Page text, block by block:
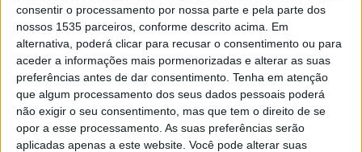
consentir o processamento por nossa parte e pela parte dos
nossos 1535 parceiros, conforme descrito acima. Em
alternativa, poderá clicar para recusar o consentimento ou para
aceder a informações mais pormenorizadas e alterar as suas
preferências antes de dar consentimento. Tenha em atenção
que algum processamento dos seus dados pessoais poderá
não exigir o seu consentimento, mas que tem o direito de se
opor a esse processamento. As suas preferências serão
aplicadas apenas a este website. Você pode alterar suas
Os clubes da Associação Distrital marcaram presença,
Academia de Judo de Castelo Branco, Atlético Clube
Fundanense, Grupo Desportivo e Recreativo Vitória de
Santo António da Covilhã, Escola de Judo Ana Hormigo,
Projeto Ippon, Sporting Clube do sabugal e ainda um
clube de Lisboa, Sport Lisboa e Benfica.